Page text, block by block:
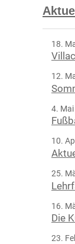
18.
12.
4.
10.
25.
16.
Die
23.